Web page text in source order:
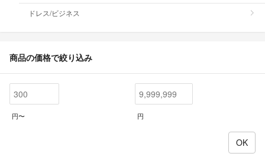
ドレス/ビジネス
商品の価格で絞り込み
円〜 円